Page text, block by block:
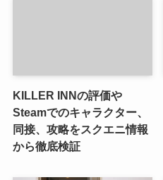
KILLER INNの評価や
Steamでのキャラクター、
同接、攻略をスクエニ情報
から徹底検証